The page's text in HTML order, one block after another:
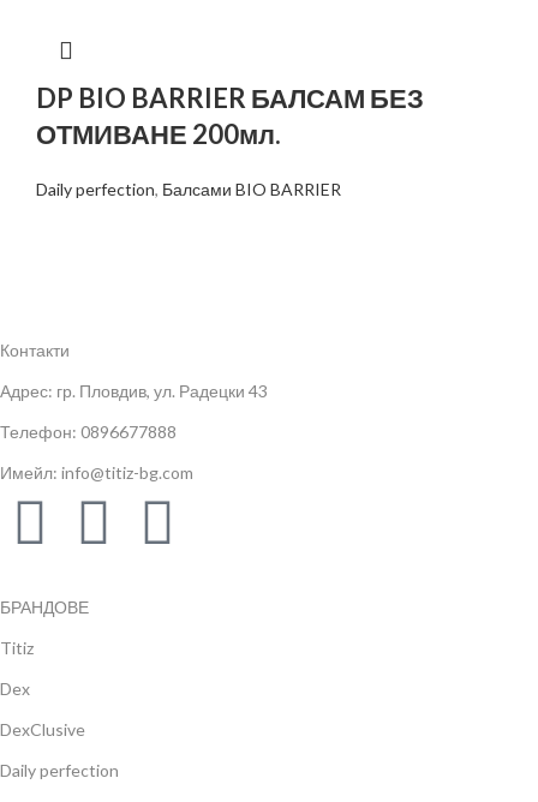
DP BIO BARRIER БАЛСАМ БЕЗ
ОТМИВАНЕ 200мл.
Daily perfection, Балсами BIO BARRIER
Контакти
Адрес: гр. Пловдив, ул. Радецки 43
Телефон: 0896677888
Имейл: info@titiz-bg.com
БРАНДОВЕ
Titiz
Dex
DexClusive
Daily perfection